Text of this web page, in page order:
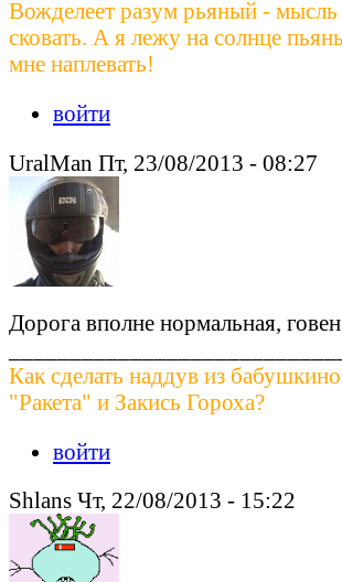
Вожделеет разум рьяный -
сковать. А я лежу на солнце
мне наплевать!
войти
UralMan Пт, 23/08/2013 - 08:27
Дорога вполне нормальная,
Как сделать наддув из
"Ракета" и Закись Гороха?
войти
Shlans Чт, 22/08/2013 - 15:22